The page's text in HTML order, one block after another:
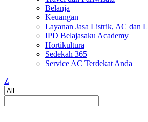
Belanja
Keuangan
Layanan Jasa Listrik, AC dan
IPD Belajasaku Academy
Hortikultura
Sedekah 365
Service AC Terdekat Anda
Z